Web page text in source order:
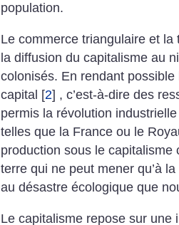
population.
Le commerce triangulaire et
la diffusion du capitalisme au
colonisés. En rendant possible
capital [2] , c’est-à-dire des
permis la révolution
telles que la France ou le
production sous le
terre qui ne peut mener qu’à
au désastre écologique que
Le capitalisme repose sur une